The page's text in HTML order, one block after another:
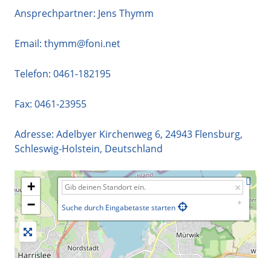
Ansprechpartner: Jens Thymm
Email: thymm@foni.net
Telefon: 0461-182195
Fax: 0461-23955
Adresse: Adelbyer Kirchenweg 6, 24943 Flensburg,
Schleswig-Holstein, Deutschland
+
−
Suche durch Eingabetaste starten